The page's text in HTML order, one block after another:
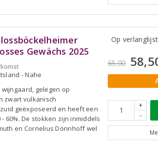
Gewächs 2025
- Nahe
gelegen op
zwart vulkanisch
geëxposeerd en heeft een
60%. De stokken zijn inmiddels
en Cornelius Dönnhoff wel
Op verlanglijst
65,00
+
-